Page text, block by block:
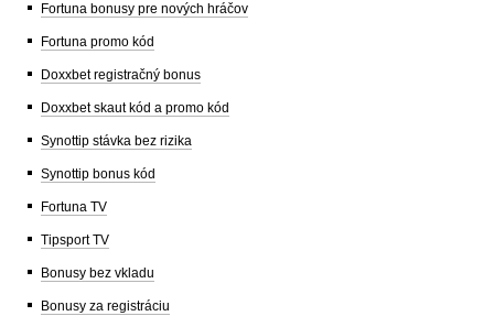
Fortuna bonusy pre nových hráčov
Fortuna promo kód
Doxxbet registračný bonus
Doxxbet skaut kód a promo kód
Synottip stávka bez rizika
Synottip bonus kód
Fortuna TV
Tipsport TV
Bonusy bez vkladu
Bonusy za registráciu